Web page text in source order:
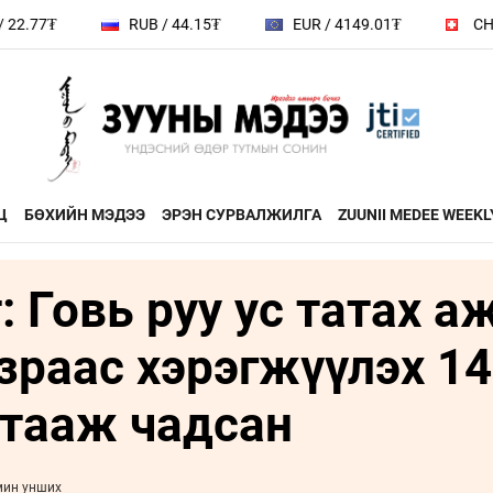
RUB / 44.15₮ EUR / 4149.01₮ CHF /
БӨХИЙН МЭДЭЭ ЭРЭН СУРВАЛЖИЛГА ZUUNII MEDEE
зочин
ДӨРВӨН ХӨЛТЭЙ АНД
ӨӨРЧИЛЬЕ
МОНГОЛ ӨВ СОЁЛ
ЭДИЙН
МАНЛАЙЛАЛ
руу ус татах
хэрэгжүүлэх
чадсан
унших